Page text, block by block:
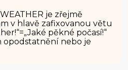
je zřejmě
v hlavě zafixovanou větu
pěkné počasí!“
opodstatnění nebo je